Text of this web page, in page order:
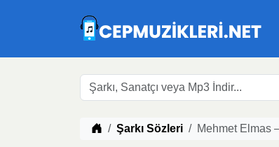
Müzik indir
Şarkı Sözleri Mehmet Elmas